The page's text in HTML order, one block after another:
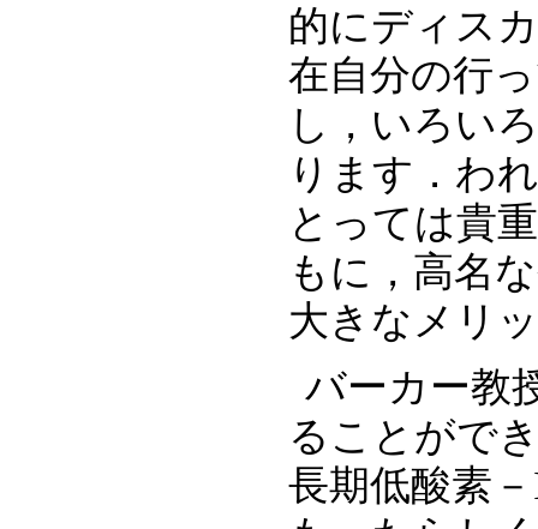
的にディス
在自分の行
し，いろい
ります．わ
とっては貴
もに，高名
大きなメリ
バーカー教
ることがで
長期低酸素